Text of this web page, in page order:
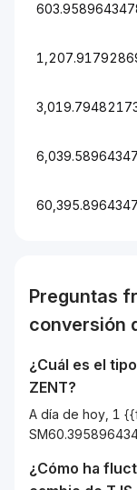
Preguntas
conversión
¿Cuál es el
ZENT?
A día de hoy, 1
¿Cómo ha